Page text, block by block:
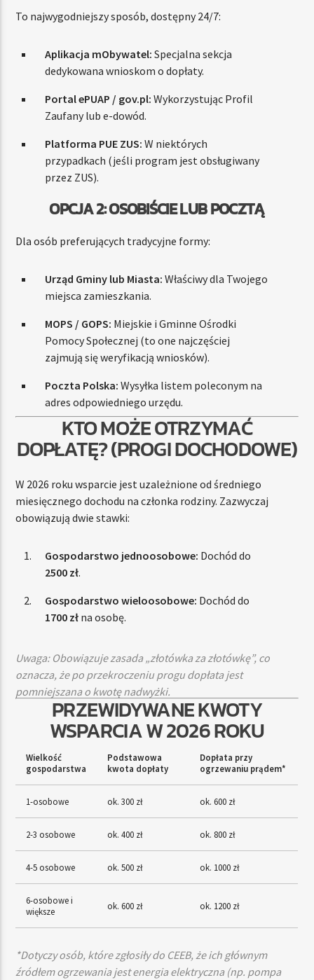
To najwygodniejszy sposób, dostępny 24/7:
Aplikacja mObywatel: Specjalna sekcja
dedykowana wnioskom o dopłaty.
Portal ePUAP / gov.pl: Wykorzystując Profil
Zaufany lub e-dowód.
Platforma PUE ZUS: W niektórych
przypadkach (jeśli program jest obsługiwany
przez ZUS).
OPCJA 2: OSOBIŚCIE LUB POCZTĄ
Dla osób preferujących tradycyjne formy:
Urząd Gminy lub Miasta: Właściwy dla Twojego
miejsca zamieszkania.
MOPS / GOPS: Miejskie i Gminne Ośrodki
Pomocy Społecznej (to one najczęściej
zajmują się weryfikacją wniosków).
Poczta Polska: Wysyłka listem poleconym na
adres odpowiedniego urzędu.
KTO MOŻE OTRZYMAĆ
DOPŁATĘ? (PROGI DOCHODOWE)
W 2026 roku wsparcie jest uzależnione od średniego
miesięcznego dochodu na członka rodziny. Zazwyczaj
obowiązują dwie stawki:
Gospodarstwo jednoosobowe: Dochód do
2500 zł.
Gospodarstwo wieloosobowe: Dochód do
1700 zł na osobę.
Uwaga: Obowiązuje zasada „złotówka za złotówkę”, co
oznacza, że po przekroczeniu progu dopłata jest
pomniejszana o kwotę nadwyżki.
PRZEWIDYWANE KWOTY
WSPARCIA W 2026 ROKU
Wielkość
gospodarstwa
Podstawowa
kwota dopłaty
Dopłata przy
ogrzewaniu prądem*
1-osobowe ok. 300 zł ok. 600 zł
2-3 osobowe ok. 400 zł ok. 800 zł
4-5 osobowe ok. 500 zł ok. 1000 zł
6-osobowe i
większe
ok. 600 zł ok. 1200 zł
*Dotyczy osób, które zgłosiły do CEEB, że ich głównym
źródłem ogrzewania jest energia elektryczna (np. pompa